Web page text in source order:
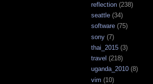
reflection (238)
seattle (34)
software (75)
sony (7)
thai_2015 (3)
travel (218)
uganda_2010 (8)
vim (10)